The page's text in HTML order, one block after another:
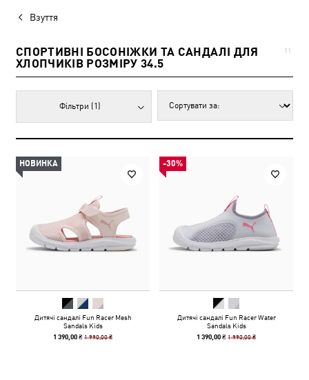
Взуття
СПОРТИВНІ БОСОНІЖКИ ТА САНДАЛІ ДЛЯ
ХЛОПЧИКІВ РОЗМІРУ 34.5
11
Фільтри (1)
НОВИНКА
Дитячі сандалі Fun Racer Mesh
Sandals Kids
1 390,00 ₴1 990,00 ₴
-30%
Дитячі сандалі Fun Racer Water
Sandals Kids
1 390,00 ₴1 990,00 ₴